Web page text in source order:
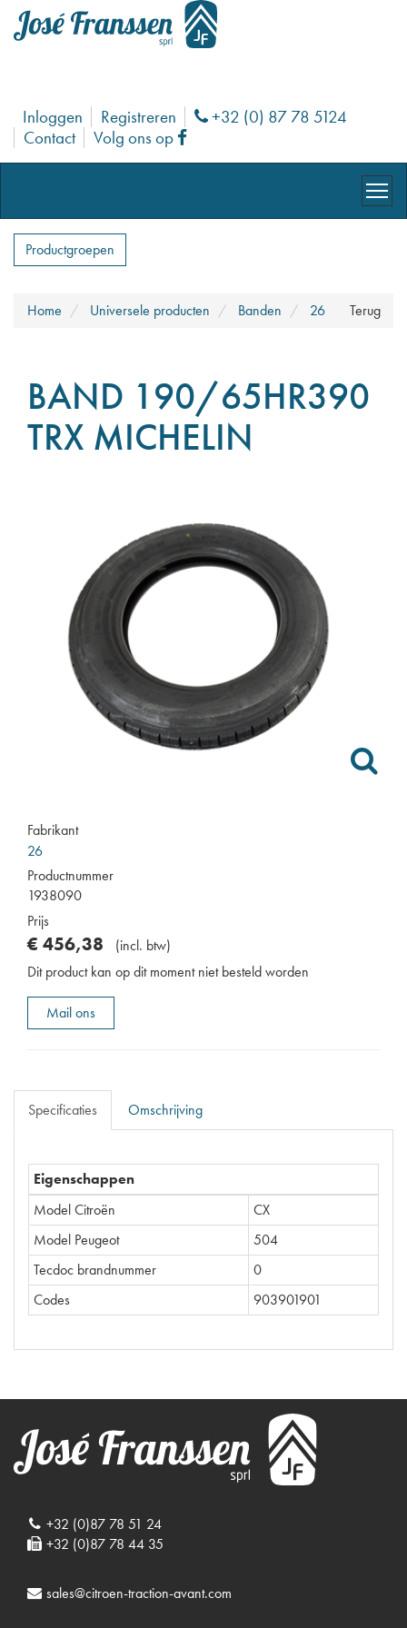
Inloggen Registreren Phone
+32 (0) 87 78 5124
Contact
Volg ons op Facebook
Productgroepen
Terug
Home Universele producten Banden 26
BAND 190/65HR390
TRX MICHELIN
Fabrikant
26
Productnummer
1938090
Prijs
€ 456,38 (incl. btw)
Dit product kan op dit moment niet besteld worden
Mail ons
Specificaties Omschrijving
Eigenschappen
Model Citroën
CX
Model Peugeot
504
Tecdoc brandnummer
0
Codes
903901901
+32 (0)87 78 51 24
+32 (0)87 78 44 35
sales@citroen-traction-avant.com